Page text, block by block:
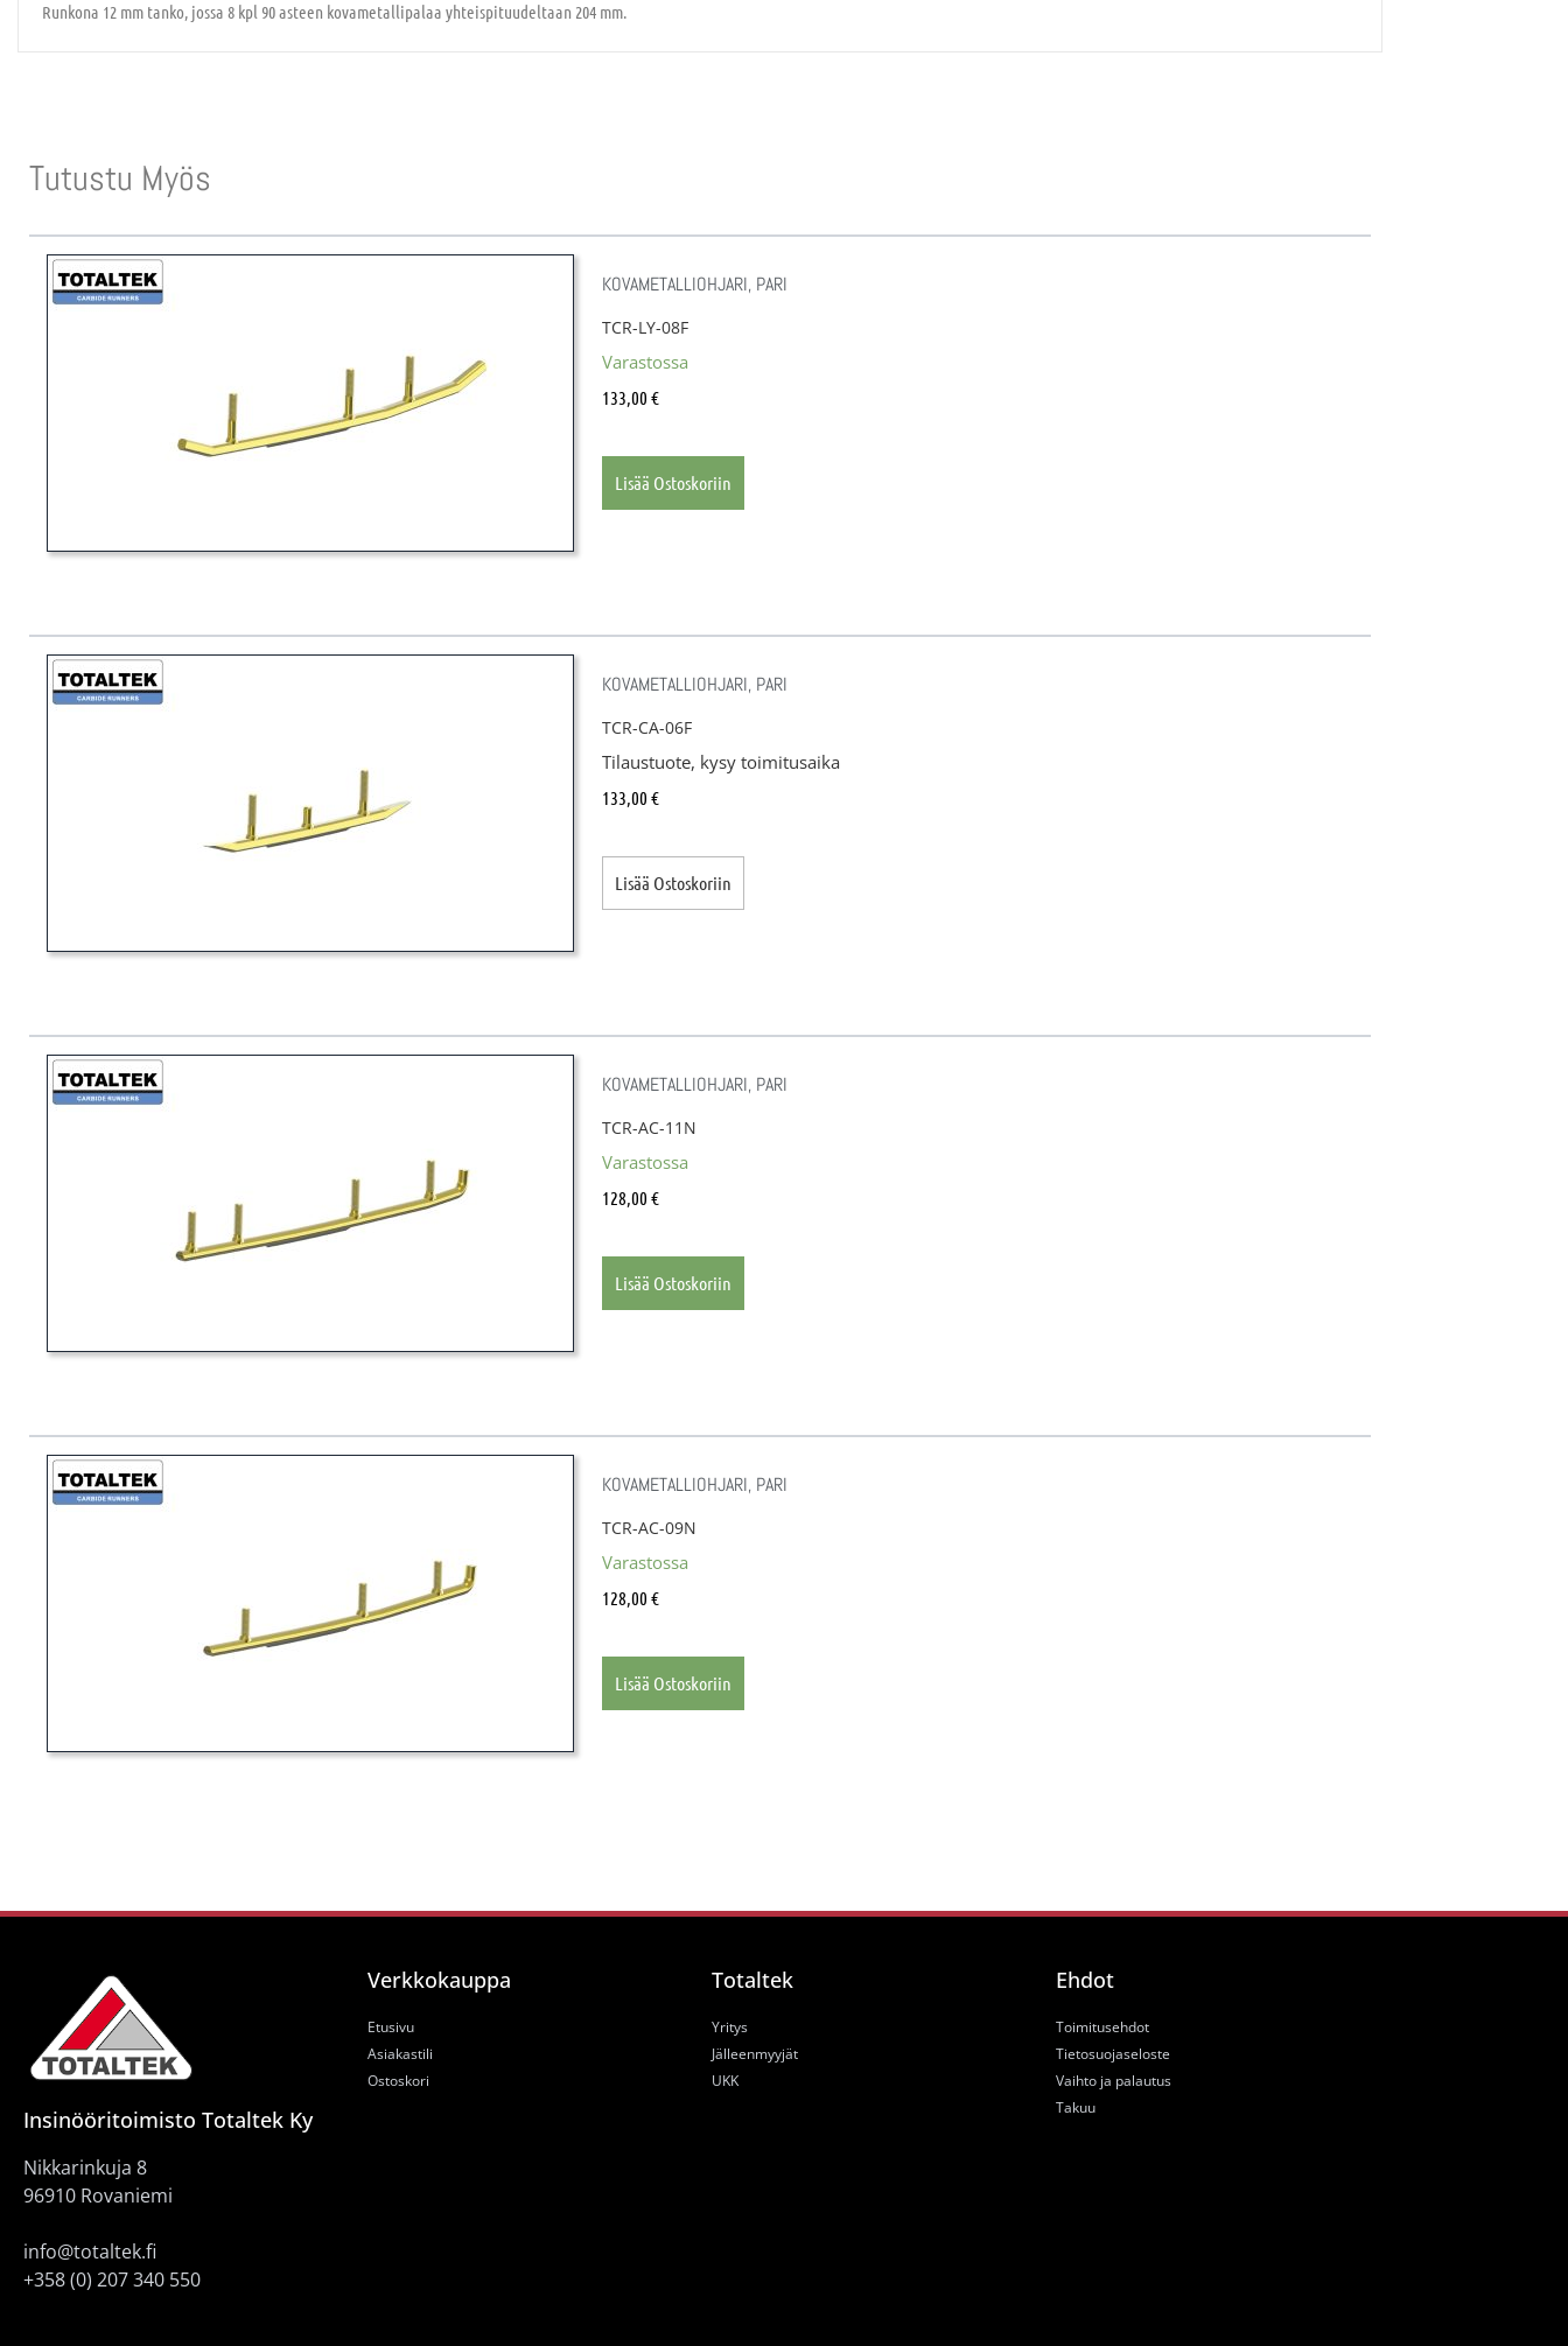
Runkona 12 mm tanko, jossa 8 kpl 90 asteen kovametallipalaa yhteispituudeltaan 204 mm.
Tutustu Myös
KOVAMETALLIOHJARI, PARI
TCR-LY-08F
Varastossa
133,00 €
Lisää Ostoskoriin
KOVAMETALLIOHJARI, PARI
TCR-CA-06F
Tilaustuote, kysy toimitusaika
133,00 €
Lisää Ostoskoriin
KOVAMETALLIOHJARI, PARI
TCR-AC-11N
Varastossa
128,00 €
Lisää Ostoskoriin
KOVAMETALLIOHJARI, PARI
TCR-AC-09N
Varastossa
128,00 €
Lisää Ostoskoriin
Insinööritoimisto Totaltek Ky
Nikkarinkuja 8
96910 Rovaniemi
info@totaltek.fi
+358 (0) 207 340 550
Verkkokauppa
Etusivu
Asiakastili
Ostoskori
Totaltek
Yritys
Jälleenmyyjät
UKK
Ehdot
Toimitusehdot
Tietosuojaseloste
Vaihto ja palautus
Takuu